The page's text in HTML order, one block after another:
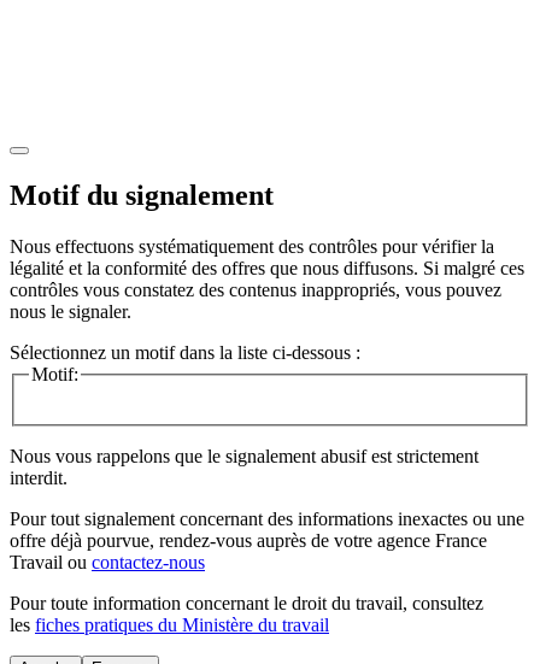
Motif du signalement
Nous effectuons systématiquement des contrôles pour vérifier la
légalité et la conformité des offres que nous diffusons. Si malgré ces
contrôles vous constatez des contenus inappropriés, vous pouvez
nous le signaler.
Sélectionnez un motif dans la liste ci-dessous :
Motif:
Nous vous rappelons que le signalement abusif est strictement
interdit.
Pour tout signalement concernant des informations inexactes ou une
offre déjà pourvue, rendez-vous auprès de votre agence France
Travail ou contactez-nous
Pour toute information concernant le droit du travail, consultez
les fiches pratiques du Ministère du travail